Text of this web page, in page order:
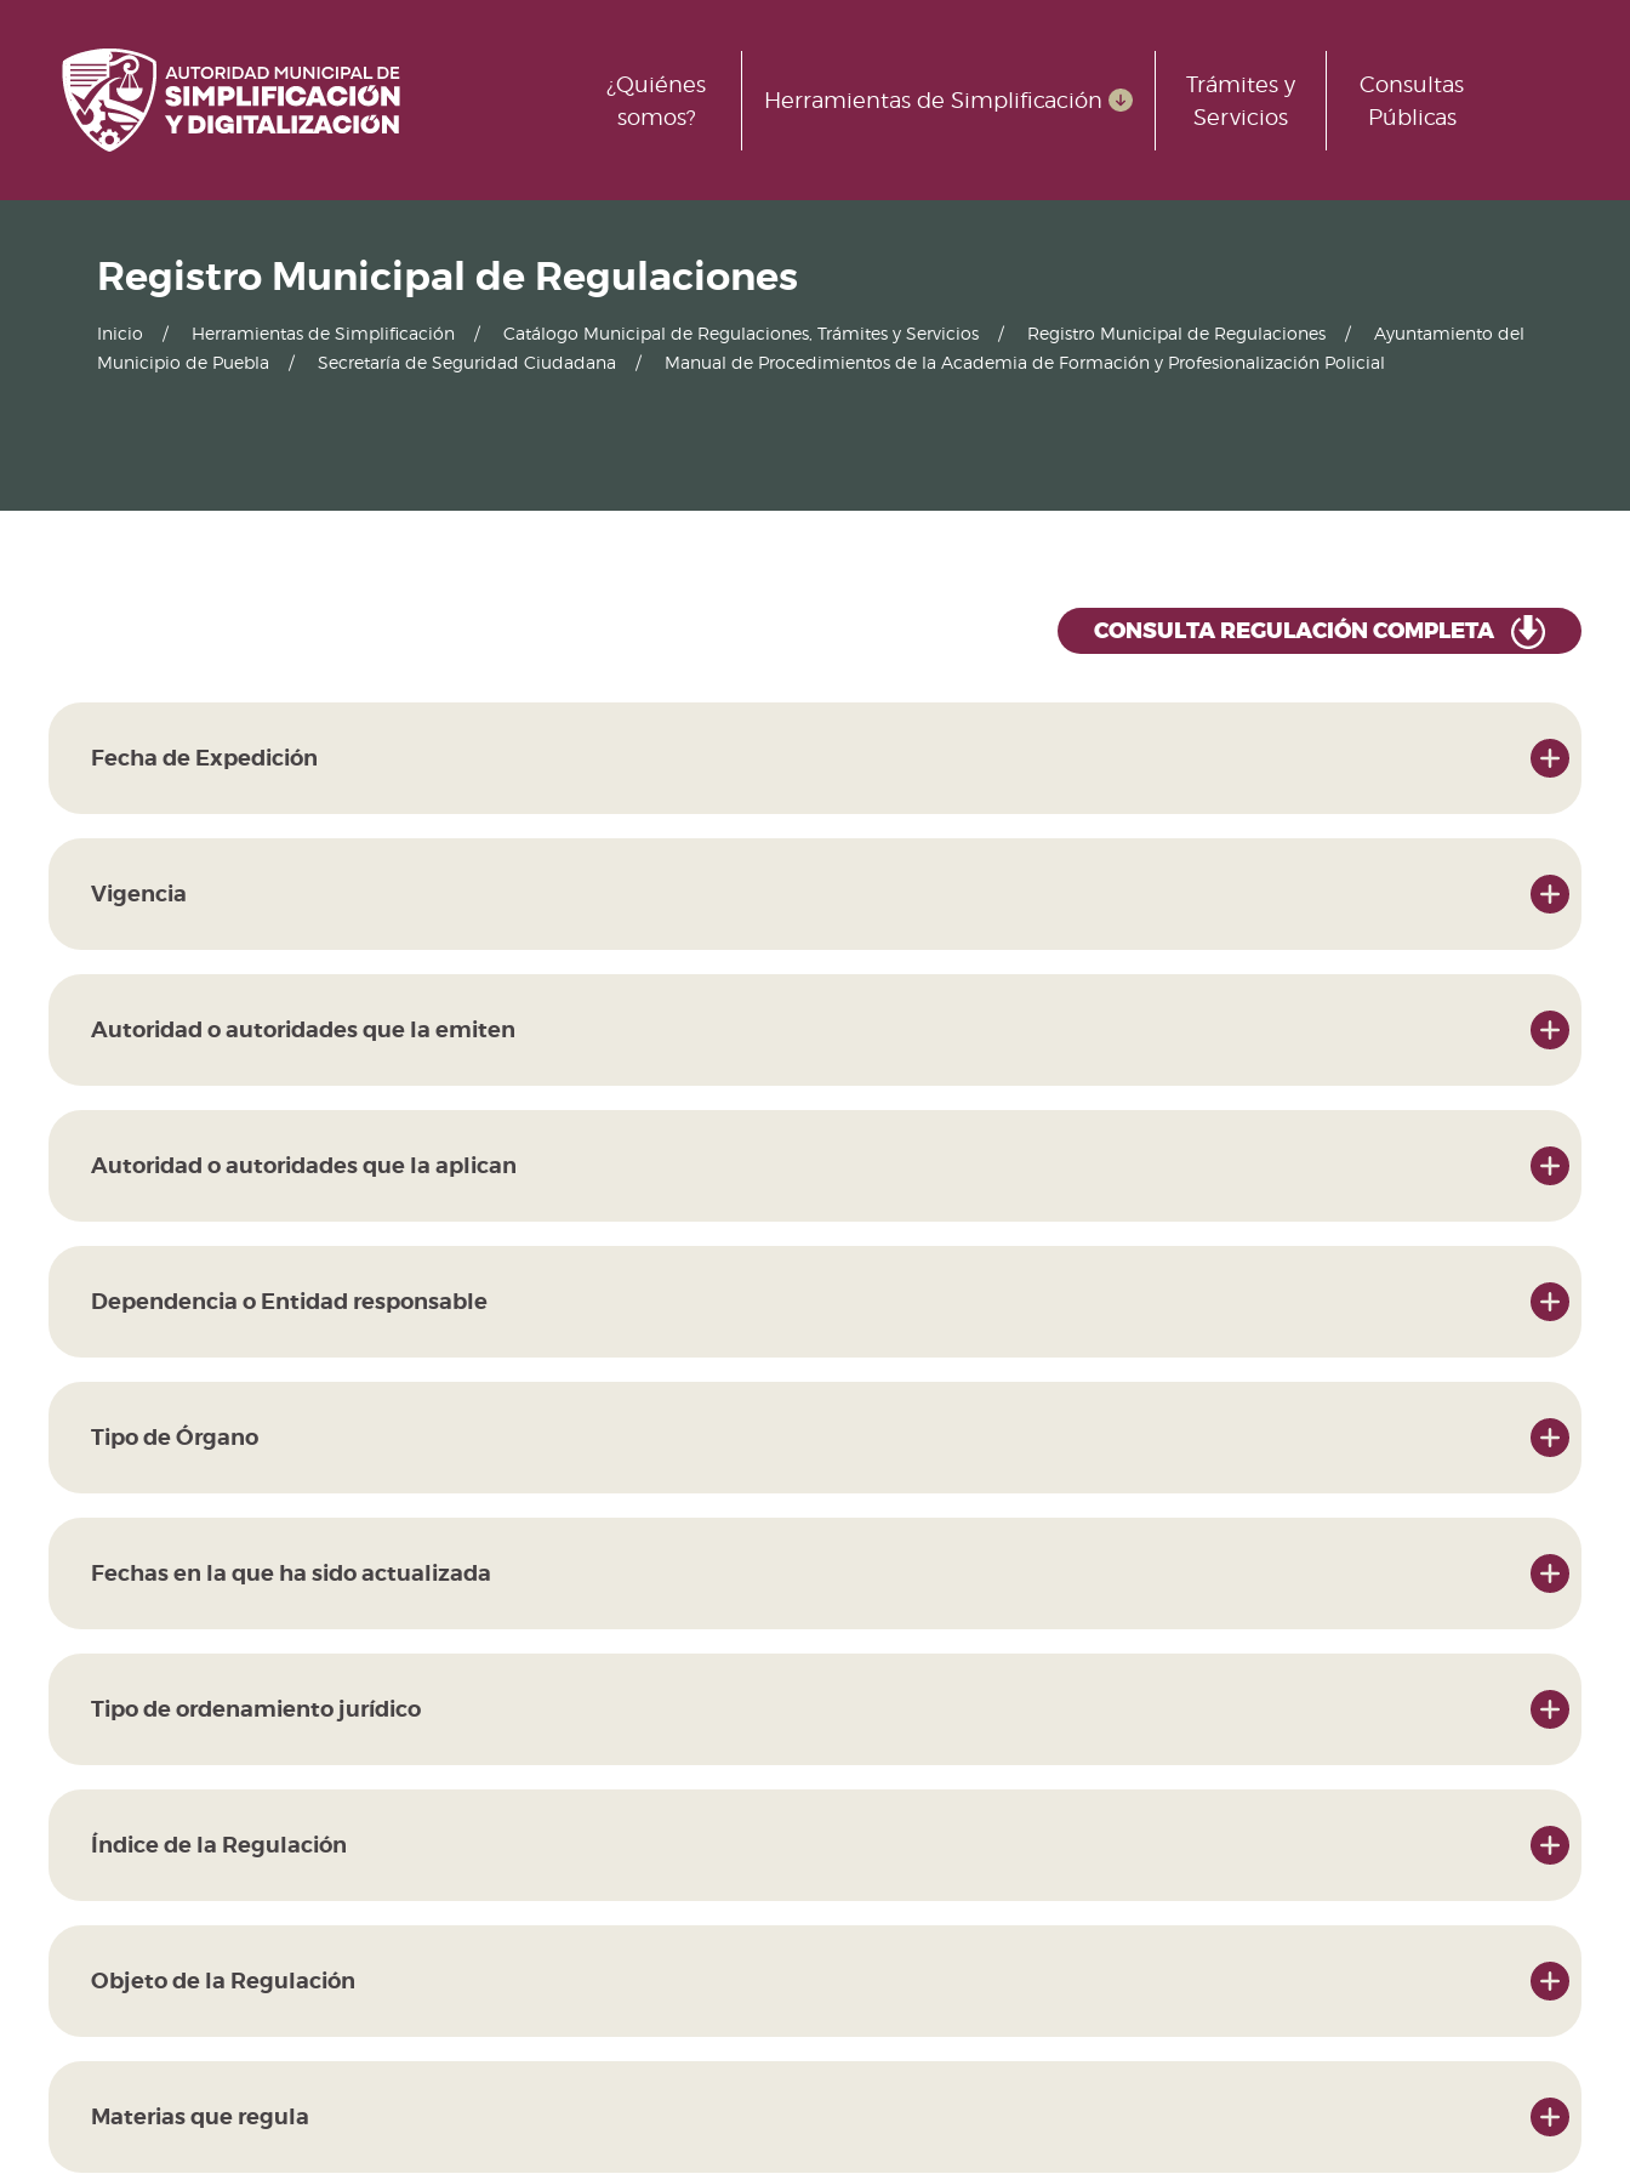
¿Quiénes
somos?
Herramientas de Simplificación
Trámites y
Servicios
Consultas
Públicas
Registro Municipal de Regulaciones
Inicio Herramientas de Simplificación Catálogo Municipal de Regulaciones, Trámites y Servicios Registro Municipal de Regulaciones
Ayuntamiento del
Municipio de Puebla
Secretaría de Seguridad Ciudadana Manual de Procedimientos de la Academia de Formación y Profesionalización Policial
CONSULTA REGULACIÓN COMPLETA
Fecha de Expedición
Vigencia
Autoridad o autoridades que la emiten
Autoridad o autoridades que la aplican
Dependencia o Entidad responsable
Tipo de Órgano
Fechas en la que ha sido actualizada
Tipo de ordenamiento jurídico
Índice de la Regulación
Objeto de la Regulación
Materias que regula